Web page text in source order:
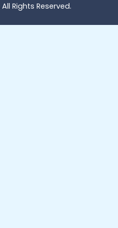
All Rights Reserved.